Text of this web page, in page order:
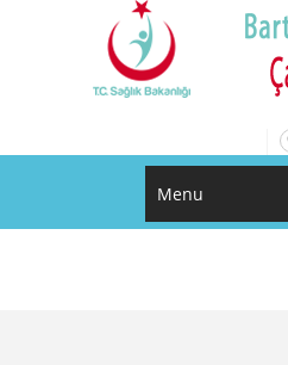
Menu